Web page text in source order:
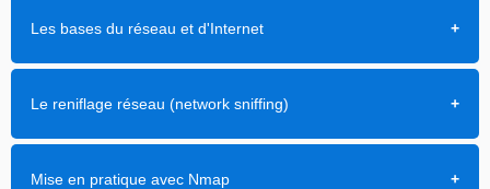
Les bases du réseau et d'Internet
Le reniflage réseau (network sniffing)
Mise en pratique avec Nmap